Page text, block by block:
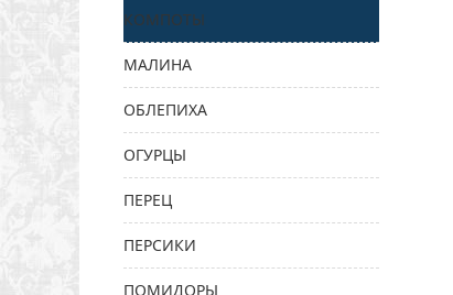
КОМПОТЫ
МАЛИНА
ОБЛЕПИХА
ОГУРЦЫ
ПЕРЕЦ
ПЕРСИКИ
ПОМИДОРЫ